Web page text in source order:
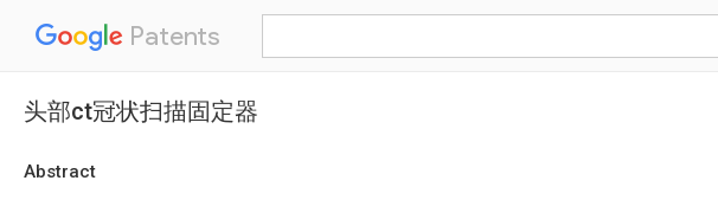
Patents
头部ct冠状扫描固定器
Abstract